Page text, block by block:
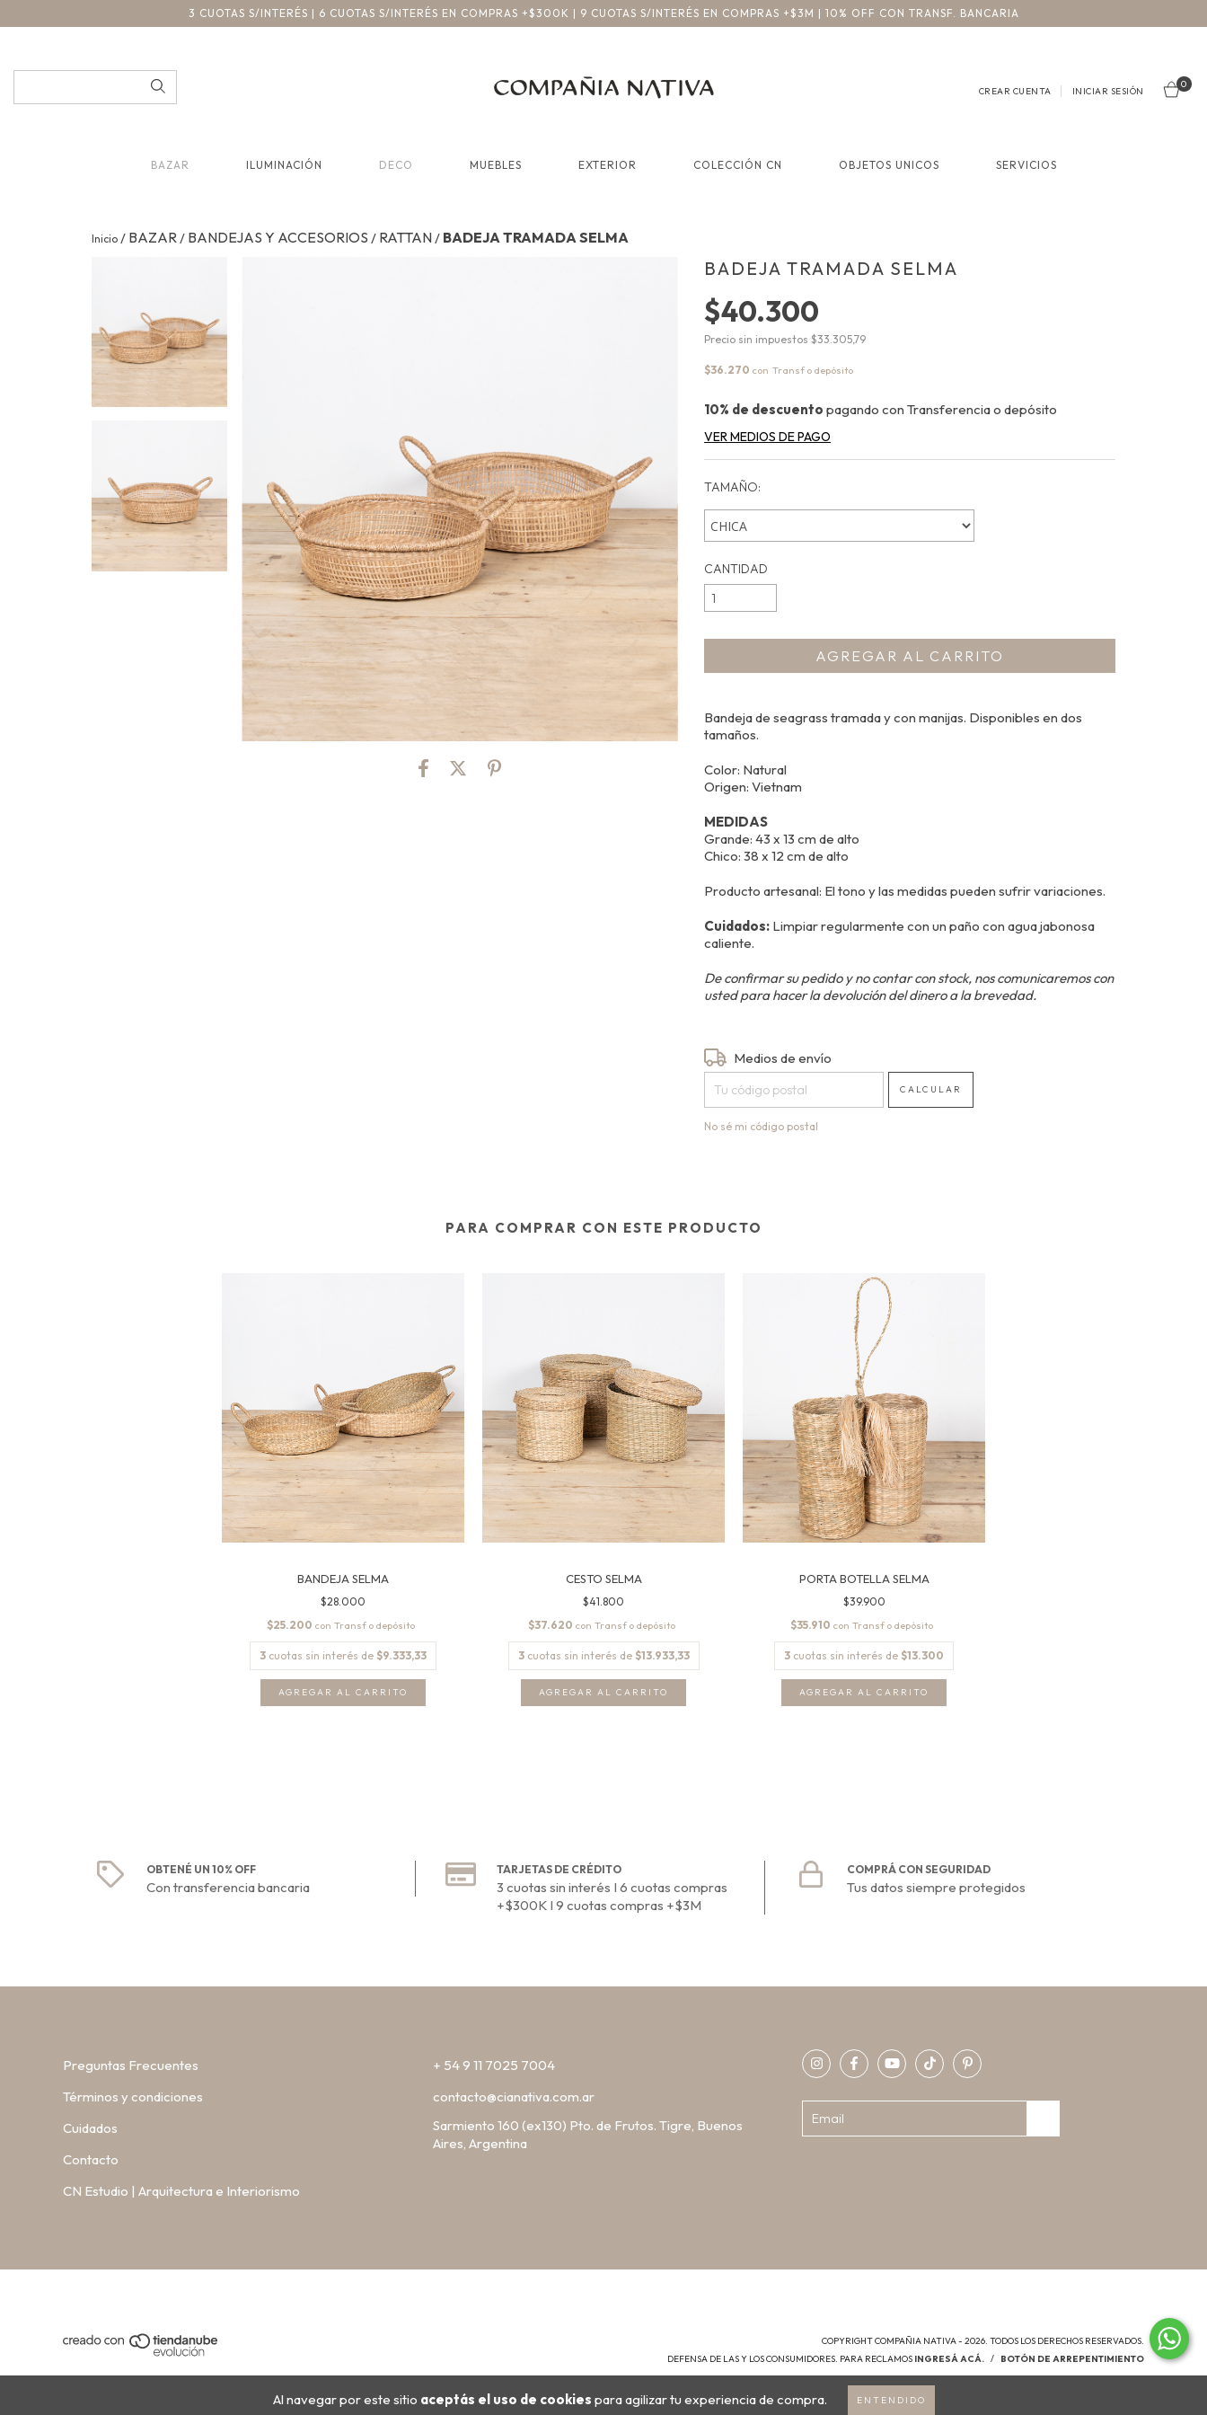
Al navegar por este sitio aceptás el uso de cookies para agilizar tu experiencia de compra. ENTENDIDO
3 CUOTAS S/INTERÉS | 6 CUOTAS S/INTERÉS EN COMPRAS +$300K | 9 CUOTAS S/INTERÉS EN COMPRAS +$3M | 10% OFF CON TRANSF. BANCARIA
CREAR CUENTA INICIAR SESIÓN
0
BAZAR ILUMINACIÓN DECO MUEBLES EXTERIOR COLECCIÓN CN OBJETOS UNICOS SERVICIOS
Inicio / BAZAR/ BANDEJAS Y ACCESORIOS / RATTAN/ BADEJA TRAMADA SELMA
BADEJA TRAMADA SELMA
$40.300
Precio sin impuestos$33.305,79
$36.270 con
10% de descuento pagando con Transferencia o depósito
VER MEDIOS DE PAGO
TAMAÑO:
CANTIDAD
Bandeja de seagrass tramada y con manijas. Disponibles en dos
tamaños.
Color: Natural
Origen: Vietnam
MEDIDAS
Grande: 43 x 13 cm de alto
Chico: 38 x 12 cm de alto
Producto artesanal: El tono y las medidas pueden sufrir variaciones.
Cuidados: Limpiar regularmente con un paño con agua jabonosa
caliente.
De confirmar su pedido y no contar con stock, nos comunicaremos con
usted para hacer la devolución del dinero a la brevedad.
Entregas para el CP:
Medios de envío
CALCULAR
No sé mi código postal
PARA COMPRAR CON ESTE PRODUCTO
BANDEJA SELMA
$28.000
$25.200 con
3 cuotas sin interés de $9.333,33
AGREGAR AL CARRITO
CESTO SELMA
$41.800
$37.620 con
3 cuotas sin interés de $13.933,33
AGREGAR AL CARRITO
PORTA BOTELLA SELMA
$39.900
$35.910 con
3 cuotas sin interés de $13.300
OBTENÉ UN 10% OFF
Con transferencia bancaria
TARJETAS DE CRÉDITO
3 cuotas sin interés I 6 cuotas compras
+$300K I 9 cuotas compras +$3M
COMPRÁ CON SEGURIDAD
Tus datos siempre protegidos
Preguntas Frecuentes
Términos y condiciones
Cuidados
Contacto
CN Estudio | Arquitectura e Interiorismo
+ 54 9 11 7025 7004
contacto@cianativa.com.ar
Sarmiento 160 (ex130) Pto. de Frutos. Tigre, Buenos
Aires, Argentina
COPYRIGHT COMPAÑIA NATIVA - 2026. TODOS LOS DERECHOS RESERVADOS.
DEFENSA DE LAS Y LOS CONSUMIDORES. PARA RECLAMOS INGRESÁ ACÁ. / BOTÓN DE ARREPENTIMIENTO